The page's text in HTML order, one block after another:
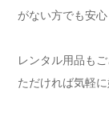
がない方でも安
レンタル用品も
ただければ気軽に